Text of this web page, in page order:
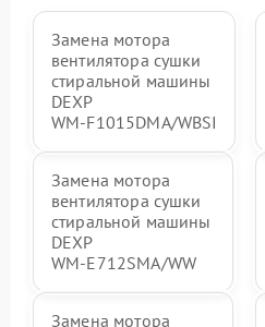
Замена мотора
вентилятора сушки
стиральной машины
DEXP
WM‑F1015DMA/WBSI
Замена мотора
вентилятора сушки
стиральной машины
DEXP
WM‑E712SMA/WW
Замена мотора